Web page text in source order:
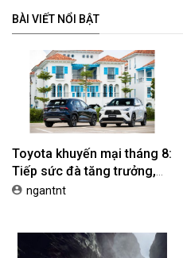
BÀI VIẾT NỔI BẬT
Toyota khuyến mại tháng 8:
Tiếp sức đà tăng trưởng,
tối ưu chi phí mua xe
ngantnt